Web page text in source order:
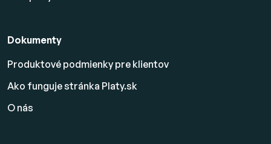
Dokumenty
Produktové podmienky pre klientov
Ako funguje stránka Platy.sk
O nás